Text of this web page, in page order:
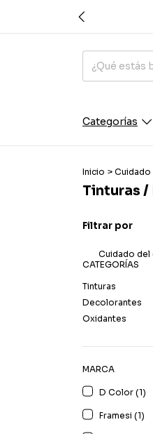
Categorías
Inicio > Cuidado
Tinturas
Filtrar por
Cuidado del
CATEGORÍAS
Tinturas
Decolorantes
Oxidantes
MARCA
D Color (1)
Framesi (1)